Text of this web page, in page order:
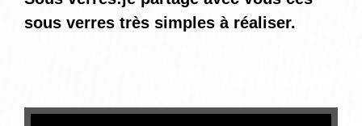
sous verres très simples à réaliser.